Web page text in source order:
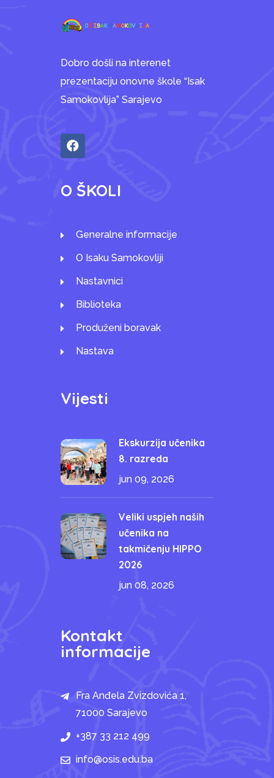
Dobro došli na interenet
prezentaciju onovne škole “Isak
Samokovlija” Sarajevo
O ŠKOLI
Generalne informacije
O Isaku Samokovliji
Nastavnici
Biblioteka
Produženi boravak
Nastava
Vijesti
Ekskurzija učenika
8. razreda
jun 09, 2026
Veliki uspjeh naših
učenika na
takmičenju HIPPO
2026
jun 08, 2026
Kontakt
informacije
Fra Anđela Zvizdovića 1,
71000 Sarajevo
+387 33 212 499
info@osis.edu.ba